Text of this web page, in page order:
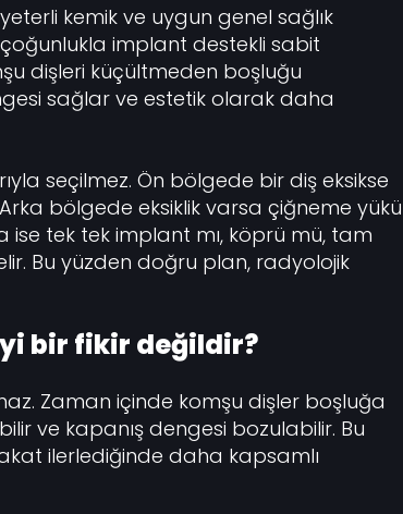
kemik ve uygun genel sağlık
çoğunlukla implant destekli sabit
dişleri küçültmeden boşluğu
sağlar ve estetik olarak daha
seçilmez. Ön bölgede bir diş eksikse
bölgede eksiklik varsa çiğneme yükü
ise tek tek implant mı, köprü mü, tam
Bu yüzden doğru plan, radyolojik
bir fikir değildir?
Zaman içinde komşu dişler boşluğa
ve kapanış dengesi bozulabilir. Bu
ilerlediğinde daha kapsamlı